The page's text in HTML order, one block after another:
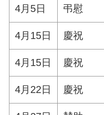
4月5日 弔慰
4月15日 慶祝
4月15日 慶祝
4月22日 慶祝